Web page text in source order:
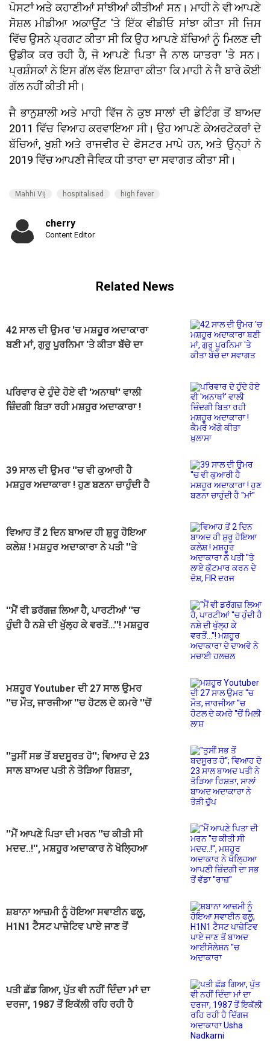
ਪੋਸਟਾਂ ਅਤੇ ਕਹਾਣੀਆਂ ਸਾਂਝੀਆਂ ਕੀਤੀਆਂ ਸਨ। ਮਾਹੀ ਨੇ ਵੀ ਆਪਣੇ
ਸੋਸ਼ਲ ਮੀਡੀਆ ਅਕਾਊਂਟ 'ਤੇ ਇੱਕ ਵੀਡੀਓ ਸਾਂਝਾ ਕੀਤਾ ਸੀ ਜਿਸ
ਵਿੱਚ ਉਸਨੇ ਪ੍ਰਗਟ ਕੀਤਾ ਸੀ ਕਿ ਉਹ ਆਪਣੇ ਬੱਚਿਆਂ ਨੂੰ ਮਿਲਣ ਦੀ
ਉਡੀਕ ਕਰ ਰਹੀ ਹੈ, ਜੋ ਆਪਣੇ ਪਿਤਾ ਜੈ ਨਾਲ ਯਾਤਰਾ 'ਤੇ ਸਨ।
ਪ੍ਰਸ਼ੰਸਕਾਂ ਨੇ ਇਸ ਗੱਲ ਵੱਲ ਇਸ਼ਾਰਾ ਕੀਤਾ ਕਿ ਮਾਹੀ ਨੇ ਜੈ ਬਾਰੇ ਕੋਈ
ਗੱਲ ਨਹੀਂ ਕੀਤੀ ਸੀ।
ਜੈ ਭਾਨੁਸ਼ਾਲੀ ਅਤੇ ਮਾਹੀ ਵਿੱਜ ਨੇ ਕੁਝ ਸਾਲਾਂ ਦੀ ਡੇਟਿੰਗ ਤੋਂ ਬਾਅਦ
2011 ਵਿੱਚ ਵਿਆਹ ਕਰਵਾਇਆ ਸੀ। ਉਹ ਆਪਣੇ ਕੇਅਰਟੇਕਰਾਂ ਦੇ
ਬੱਚਿਆਂ, ਖੁਸ਼ੀ ਅਤੇ ਰਾਜਵੀਰ ਦੇ ਫੋਸਟਰ ਮਾਪੇ ਹਨ, ਅਤੇ ਉਨ੍ਹਾਂ ਨੇ
2019 ਵਿੱਚ ਆਪਣੀ ਜੈਵਿਕ ਧੀ ਤਾਰਾ ਦਾ ਸਵਾਗਤ ਕੀਤਾ ਸੀ।
Mahhi Vij hospitalised high fever
cherry
Content Editor
Related News
42 ਸਾਲ ਦੀ ਉਮਰ 'ਚ ਮਸ਼ਹੂਰ ਅਦਾਕਾਰਾ
ਬਣੀ ਮਾਂ, ਗੁਰੂ ਪੂਰਨਿਮਾ 'ਤੇ ਕੀਤਾ ਬੱਚੇ ਦਾ
ਪਰਿਵਾਰ ਦੇ ਹੁੰਦੇ ਹੋਏ ਵੀ 'ਅਨਾਥਾਂ' ਵਾਲੀ
ਜ਼ਿੰਦਗੀ ਬਿਤਾ ਰਹੀ ਮਸ਼ਹੂਰ ਅਦਾਕਾਰਾ !
39 ਸਾਲ ਦੀ ਉਮਰ ''ਚ ਵੀ ਕੁਆਰੀ ਹੈ
ਮਸ਼ਹੂਰ ਅਦਾਕਾਰਾ ! ਹੁਣ ਬਣਨਾ ਚਾਹੁੰਦੀ ਹੈ
ਵਿਆਹ ਤੋਂ 2 ਦਿਨ ਬਾਅਦ ਹੀ ਸ਼ੁਰੂ ਹੋਇਆ
ਕਲੇਸ਼ ! ਮਸ਼ਹੂਰ ਅਦਾਕਾਰਾ ਨੇ ਪਤੀ ''ਤੇ
''ਮੈਂ ਵੀ ਡਰੱਗਜ਼ ਲਿਆ ਹੈ, ਪਾਰਟੀਆਂ ''ਚ
ਹੁੰਦੀ ਹੈ ਨਸ਼ੇ ਦੀ ਖੁੱਲ੍ਹ ਕੇ ਵਰਤੋਂ...''! ਮਸ਼ਹੂਰ
ਮਸ਼ਹੂਰ Youtuber ਦੀ 27 ਸਾਲ ਉਮਰ
''ਚ ਮੌਤ, ਜਾਰਜੀਆ ''ਚ ਹੋਟਲ ਦੇ ਕਮਰੇ ''ਚੋਂ
''ਤੁਸੀਂ ਸਭ ਤੋਂ ਬਦਸੂਰਤ ਹੋ''; ਵਿਆਹ ਦੇ 23
ਸਾਲ ਬਾਅਦ ਪਤੀ ਨੇ ਤੋੜਿਆ ਰਿਸ਼ਤਾ,
''ਮੈਂ ਆਪਣੇ ਪਿਤਾ ਦੀ ਮਰਨ ''ਚ ਕੀਤੀ ਸੀ
ਮਦਦ..!'', ਮਸ਼ਹੂਰ ਅਦਾਕਾਰ ਨੇ ਖੋਲ੍ਹਿਆ
ਸ਼ਬਾਨਾ ਆਜ਼ਮੀ ਨੂੰ ਹੋਇਆ ਸਵਾਈਨ ਫਲੂ,
H1N1 ਟੈਸਟ ਪਾਜ਼ੇਟਿਵ ਪਾਏ ਜਾਣ ਤੋਂ
ਪਤੀ ਛੱਡ ਗਿਆ, ਪੁੱਤ ਵੀ ਨਹੀਂ ਦਿੰਦਾ ਮਾਂ ਦਾ
ਦਰਜਾ, 1987 ਤੋਂ ਇਕੱਲੀ ਰਹਿ ਰਹੀ ਹੈ